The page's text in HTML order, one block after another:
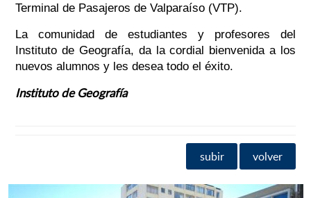
Terminal de Pasajeros de Valparaíso (VTP).
La comunidad de estudiantes y profesores del
Instituto de Geografía, da la cordial bienvenida a los
nuevos alumnos y les desea todo el éxito.
Instituto de Geografía
subir volver